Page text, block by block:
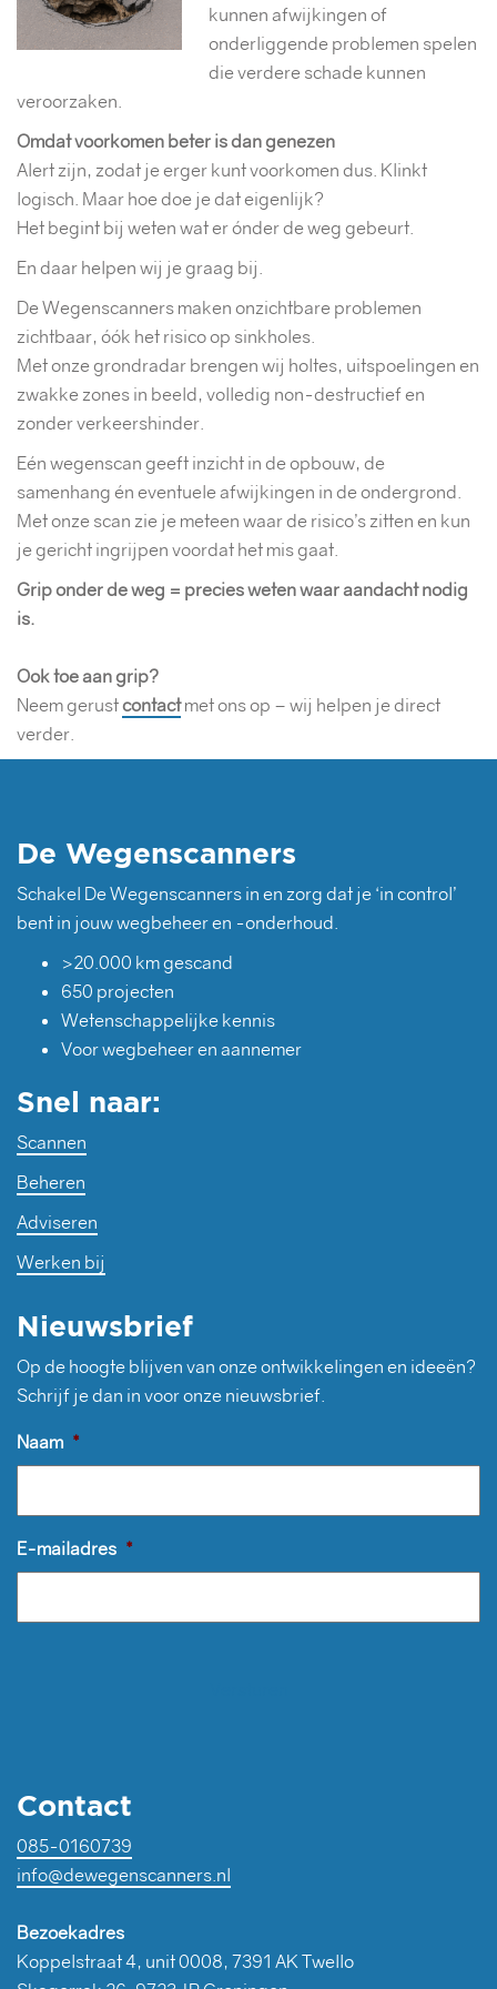
kunnen afwijkingen of
onderliggende problemen spelen
die verdere schade kunnen
veroorzaken.
Omdat voorkomen beter is dan genezen
Alert zijn, zodat je erger kunt voorkomen dus. Klinkt
logisch. Maar hoe doe je dat eigenlijk?
Het begint bij weten wat er ónder de weg gebeurt.
En daar helpen wij je graag bij.
De Wegenscanners maken onzichtbare problemen
zichtbaar, óók het risico op sinkholes.
Met onze grondradar brengen wij holtes, uitspoelingen en
zwakke zones in beeld, volledig non-destructief en
zonder verkeershinder.
Eén wegenscan geeft inzicht in de opbouw, de
samenhang én eventuele afwijkingen in de ondergrond.
Met onze scan zie je meteen waar de risico’s zitten en kun
je gericht ingrijpen voordat het mis gaat.
Grip onder de weg = precies weten waar aandacht nodig
is.
Ook toe aan grip?
Neem gerustcontact met ons op – wij helpen je direct
verder.
De Wegenscanners
Schakel De Wegenscanners in en zorg dat je ‘in control’
bent in jouw wegbeheer en -onderhoud.
>20.000 km gescand
650 projecten
Wetenschappelijke kennis
Voor wegbeheer en aannemer
Snel naar:
Scannen
Beheren
Adviseren
Werken bij
Nieuwsbrief
Op de hoogte blijven van onze ontwikkelingen en ideeën?
Schrijf je dan in voor onze nieuwsbrief.
Naam *
E-mailadres *
Contact
085-0160739
info@dewegenscanners.nl
Bezoekadres
Koppelstraat 4, unit 0008, 7391 AK Twello